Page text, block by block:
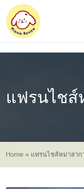
แฟรนไชส์
Home » แฟรนไชส์หม่าล่าก